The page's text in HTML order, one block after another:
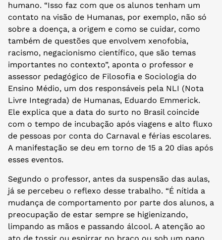
humano. “Isso faz com que os alunos tenham um
contato na visão de Humanas, por exemplo, não só
sobre a doença, a origem e como se cuidar, como
também de questões que envolvem xenofobia,
racismo, negacionismo científico, que são temas
importantes no contexto”, aponta o professor e
assessor pedagógico de Filosofia e Sociologia do
Ensino Médio, um dos responsáveis pela NLI (Nota
Livre Integrada) de Humanas, Eduardo Emmerick.
Ele explica que a data do surto no Brasil coincide
com o tempo de incubação após viagens e alto fluxo
de pessoas por conta do Carnaval e férias escolares.
A manifestação se deu em torno de 15 a 20 dias após
esses eventos.
Segundo o professor, antes da suspensão das aulas,
já se percebeu o reflexo desse trabalho. “É nítida a
mudança de comportamento por parte dos alunos, a
preocupação de estar sempre se higienizando,
limpando as mãos e passando álcool. A atenção ao
ato de tossir ou espirrar no braço ou sob um pano,